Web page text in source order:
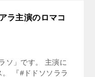
ラ主演のロマコ
ソ」です。 主演に
『#ドドソソララ